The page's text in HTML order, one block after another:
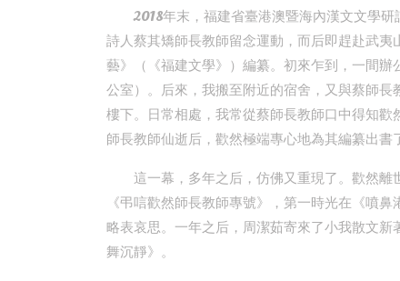
2018年末，福建省臺港澳暨海內漢文文學
詩人蔡其矯師長教師留念運動，而后即趕赴武夷
藝》（《福建文學》）編纂。初來乍到，一間
公室）。后來，我搬至附近的宿舍，又與蔡師
樓下。日常相處，我常從蔡師長教師口中得知
師長教師仙逝后，歡然極端專心地為其編纂出書
這一幕，多年之后，仿佛又重現了。歡然
《弔唁歡然師長教師專號》，第一時光在《噴
略表哀思。一年之后，周潔茹寄來了小我散文
舞沉靜》。